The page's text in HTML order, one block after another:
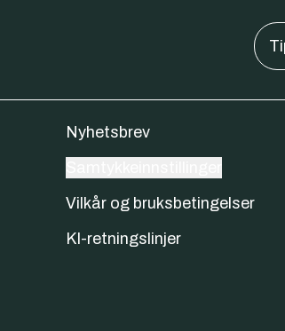
Nyhetsbrev
Vilkår og bruksbetingelser
KI-retningslinjer